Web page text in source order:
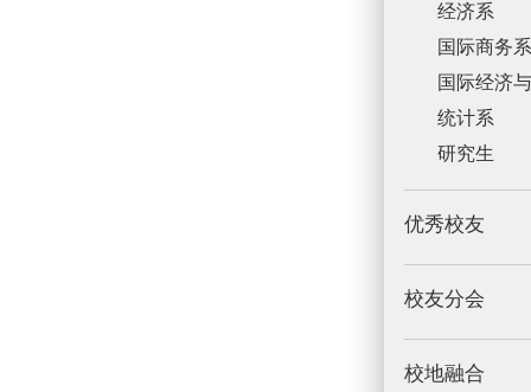
经济系
国际商务系
国际经济
统计系
研究生
优秀校友
校友分会
校地融合